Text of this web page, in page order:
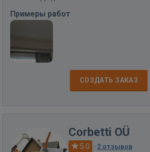
Примеры работ
СОЗДАТЬ ЗАКАЗ
Corbetti OÜ
5.0 · 2 отзывов